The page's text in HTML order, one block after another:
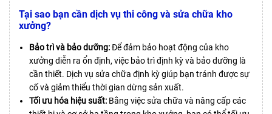
Tại sao bạn cần dịch vụ thi công và sửa chữa kho
xưởng?
Bảo trì và bảo dưỡng:Để đảm bảo hoạt động của kho
xưởng diễn ra ổn định, việc bảo trì định kỳ và bảo dưỡng là
cần thiết. Dịch vụ sửa chữa định kỳ giúp bạn tránh được sự
cố và giảm thiểu thời gian dừng sản xuất.
Tối ưu hóa hiệu suất: Bằng việc sửa chữa và nâng cấp các